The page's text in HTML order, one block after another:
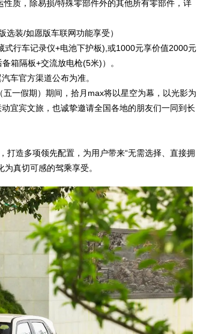
质，除易损/特殊零部件外的其他所有零部件，详
装/如愿版车联网功能享受）
行车记录仪+电池下护板),或1000元享价值2000元
箱隔板+交流放电枪(5米)）。
车官方渠道公布为准。
一假期）期间，拾月max将以星空为幕，以光影为
宜宾文旅，也诚挚邀请全国各地的朋友们一同到长
打造多项领先配置，为用户带来“无需选择、直接拥
真切可感的驾乘享受。